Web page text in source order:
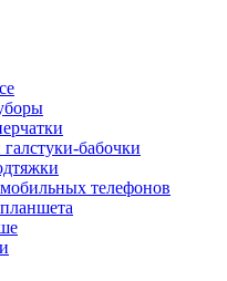
бабочки
телефонов